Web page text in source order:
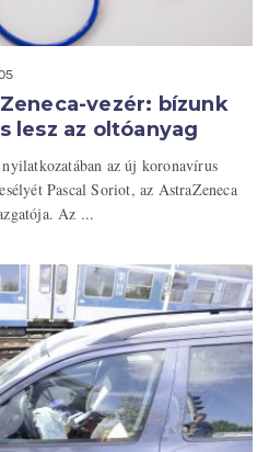
vezér: bízunk
lesz az oltóanyag
az új koronavírus
Pascal Soriot, az AstraZeneca
Az ...